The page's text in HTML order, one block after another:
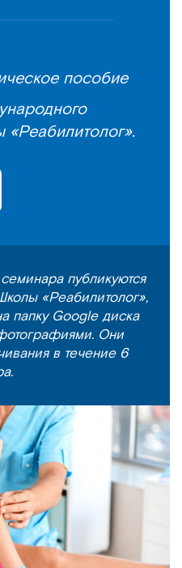
пособие
публикуются
«Реабилитолог»,
папку Google диска
Они
в течение 6